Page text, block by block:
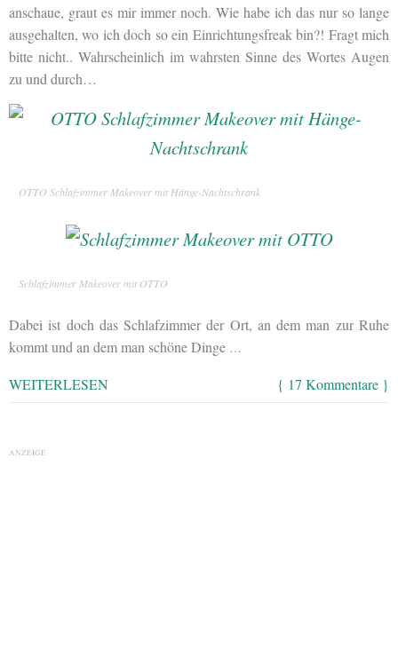
anschaue, graut es mir immer noch. Wie habe ich das nur so lange
ausgehalten, wo ich doch so ein Einrichtungsfreak bin?! Fragt mich
bitte nicht.. Wahrscheinlich im wahrsten Sinne des Wortes Augen
zu und durch…
OTTO Schlafzimmer Makeover mit Hänge-Nachtschrank
Schlafzimmer Makeover mit OTTO
Dabei ist doch das Schlafzimmer der Ort, an dem man zur Ruhe
kommt und an dem man schöne Dinge …
WEITERLESEN { 17 Kommentare }
ANZEIGE